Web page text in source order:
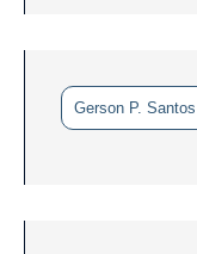
Gerson P. Santos